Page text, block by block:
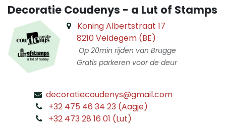
Decoratie Coudenys - a Lut of Stamps
Koning Albertstraat 17
8210 Veldegem (BE)
Op 20min rijden van Brugge
Gratis parkeren voor de deur
decoratiecoudenys@gmail.com
+32 475 46 34 23 (Aagje)
+32 473 28 16 01 (Lut)